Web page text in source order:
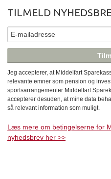
TILMELD
Jeg accepterer, at Middelfart
relevante emner som pension og
sportsarrangementer Middelfart
accepterer desuden, at mine data
så relevant information som muligt.
Læs mere om betingelserne for
nyhedsbrev her >>